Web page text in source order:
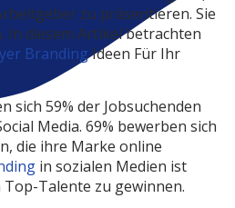
zu präsentieren. Sie
In diesem Artikel betrachten
BrandingIdeen Für Ihr
sich 59% der Jobsuchenden
Media. 69% bewerben sich
die ihre Marke online
in sozialen Medien ist
Talente zu gewinnen.